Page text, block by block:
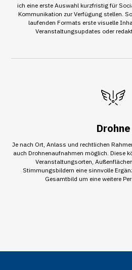
ich eine erste Auswahl kurzfristig für
Kommunikation zur Verfügung stellen.
laufenden Formats erste visuelle
Veranstaltungsupdates oder
Drohne
Je nach Ort, Anlass und rechtlichen
auch Drohnenaufnahmen möglich. Diese
Veranstaltungsorten,
Stimmungsbildern eine sinnvolle
Gesamtbild um eine weitere